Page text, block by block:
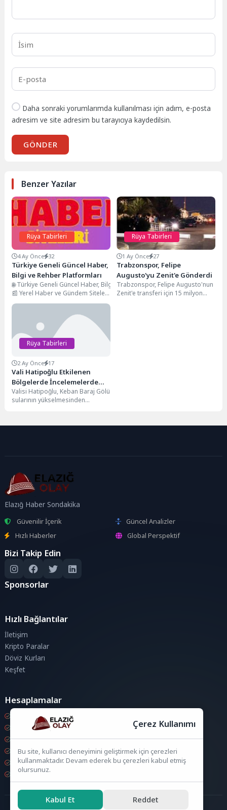
Daha sonraki yorumlarımda kullanılması için adım, e-posta
adresim ve site adresim bu tarayıcıya kaydedilsin.
GÖNDER
Benzer Yazılar
Rüya Tabirleri
4 Ay Önce 32
Türkiye Geneli Güncel Haber,
Bilgi ve Rehber Platformları
🌐 Türkiye Geneli Güncel Haber, Bilgi ve Rehber PlatformlarıTürkiye’nin
📰 Yerel Haber ve Gündem SiteleriTürkiye’nin farklı şehirlerine özel
🚨 Olay ve Son Dakika PlatformlarıŞehir bazlı olay, asayiş ve son
🌍 Genel ve Özel Proje SiteleriFarklı kategorilerde içerik ve hizmet
🚀 Neden Bu Ağ Önemli?
Türkiye geneline yayılmış yerel SEO gücüYüksek otoriteli backlink
Rüya Tabirleri
1 Ay Önce 27
Trabzonspor, Felipe
Augusto'yu Zenit'e Gönderdi
Trabzonspor, Felipe Augusto'nun
Zenit'e transferi için 15 milyon
Rüya Tabirleri
2 Ay Önce 17
Vali Hatipoğlu Etkilenen
Bölgelerde İncelemelerde
Bulundu
Valisi Hatipoğlu, Keban Baraj Gölü
sularının yükselmesinden
bulundu....
Elazığ Haber Sondakika
Güvenilir İçerik
Güncel Analizler
Hızlı Haberler
Global Perspektif
Bizi Takip Edin
Sponsorlar
Hızlı Bağlantılar
İletişim
Kripto Paralar
Döviz Kurları
Keşfet
Hesaplamalar
Kripto Para Hesaplama
Döviz Hesaplama
KDV Hesaplama
İndirim Hesaplama
Zam Hesaplama
Bileşik Hesaplama
Çerez Kullanımı
Bu site, kullanıcı deneyimini geliştirmek için çerezleri
kullanmaktadır. Devam ederek bu çerezleri kabul etmiş
olursunuz.
Kabul Et Reddet